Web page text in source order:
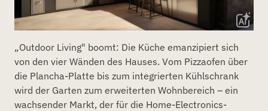
„Outdoor Living" boomt: Die Küche emanzipiert sich
von den vier Wänden des Hauses. Vom Pizzaofen über
die Plancha-Platte bis zum integrierten Kühlschrank
wird der Garten zum erweiterten Wohnbereich – ein
wachsender Markt, der für die Home-Electronics-